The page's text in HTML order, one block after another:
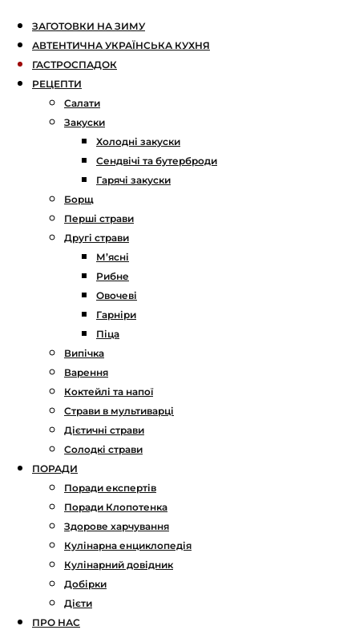
ЗАГОТОВКИ НА ЗИМУ
АВТЕНТИЧНА УКРАЇНСЬКА КУХНЯ
ГАСТРОСПАДОК
РЕЦЕПТИ
Салати
Закуски
Холодні закуски
Сендвічі та бутерброди
Гарячі закуски
Борщ
Перші страви
Другі страви
М’ясні
Рибне
Овочеві
Гарніри
Піца
Випічка
Варення
Коктейлі та напої
Страви в мультиварці
Дієтичні страви
Солодкі страви
ПОРАДИ
Поради експертів
Поради Клопотенка
Здорове харчування
Кулінарна енциклопедія
Кулінарний довідник
Добірки
Дієти
ПРО НАС